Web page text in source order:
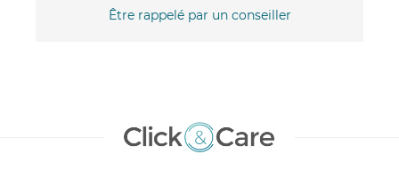
Être rappelé par un conseiller